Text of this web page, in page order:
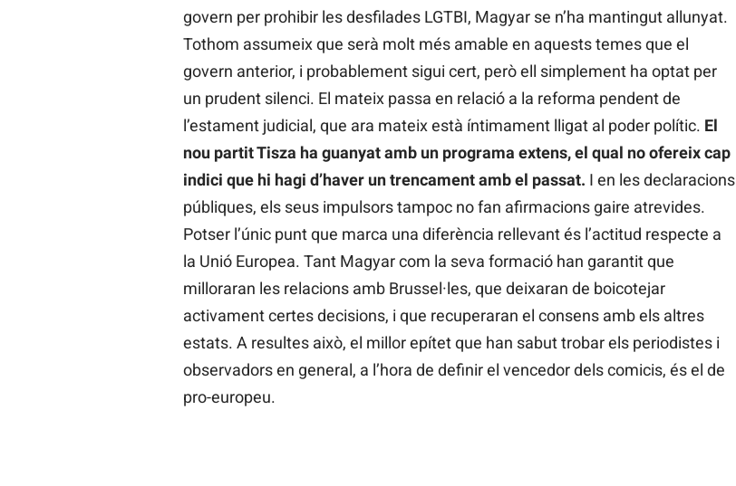
govern per prohibir les desfilades LGTBI, Magyar se n’ha mantingut allunyat.
Tothom assumeix que serà molt més amable en aquests temes que el
govern anterior, i probablement sigui cert, però ell simplement ha optat per
un prudent silenci. El mateix passa en relació a la reforma pendent de
l’estament judicial, que ara mateix està íntimament lligat al poder polític. El
nou partit Tisza ha guanyat amb un programa extens, el qual no ofereix cap
indici que hi hagi d’haver un trencament amb el passat. I en les declaracions
públiques, els seus impulsors tampoc no fan afirmacions gaire atrevides.
Potser l’únic punt que marca una diferència rellevant és l’actitud respecte a
la Unió Europea. Tant Magyar com la seva formació han garantit que
milloraran les relacions amb Brussel·les, que deixaran de boicotejar
activament certes decisions, i que recuperaran el consens amb els altres
estats. A resultes això, el millor epítet que han sabut trobar els periodistes i
observadors en general, a l’hora de definir el vencedor dels comicis, és el de
pro-europeu.